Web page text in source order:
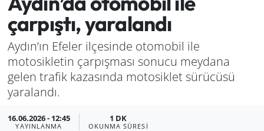
çarpıştı, yaralandı
Aydın’ın Efeler ilçesinde otomobil ile
motosikletin çarpışması sonucu meydana
gelen trafik kazasında motosiklet sürücüsü
yaralandı.
16.06.2026 - 12:45
YAYINLANMA
1 DK
OKUNMA SÜRESI
Haber
Izmir
Kütahya
Manisa
Haber Arşivi